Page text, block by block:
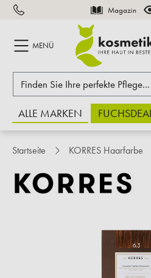
springen Magazin
MENÜ
ALLE MARKEN
Startseite KORRES Haarfarbe